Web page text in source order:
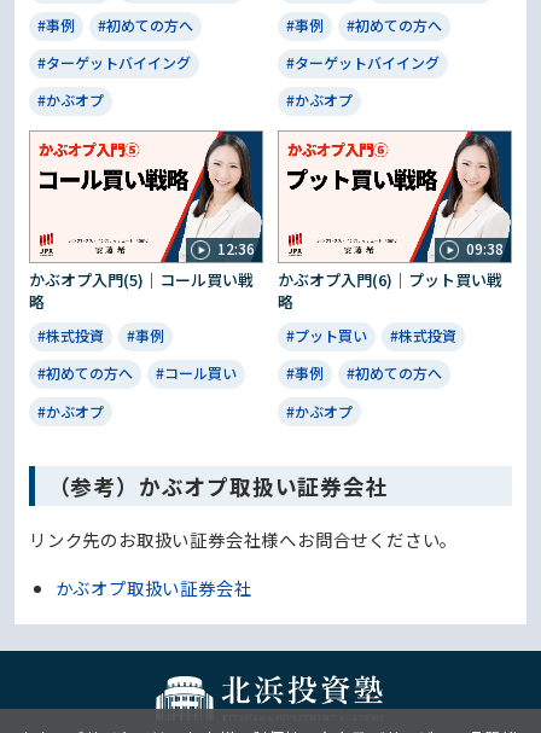
#事例
#初めての方へ
#ターゲットバイイング
#かぶオプ
#事例
#初めての方へ
#ターゲットバイイング
#かぶオプ
12:36
かぶオプ入門(5)｜コール買い戦
略
#株式投資
#事例
#初めての方へ
#コール買い
#かぶオプ
09:38
かぶオプ入門(6)｜プット買い戦
略
#プット買い
#株式投資
#事例
#初めての方へ
#かぶオプ
（参考）かぶオプ取扱い証券会社
リンク先のお取扱い証券会社様へお問合せください。
かぶオプ取扱い証券会社